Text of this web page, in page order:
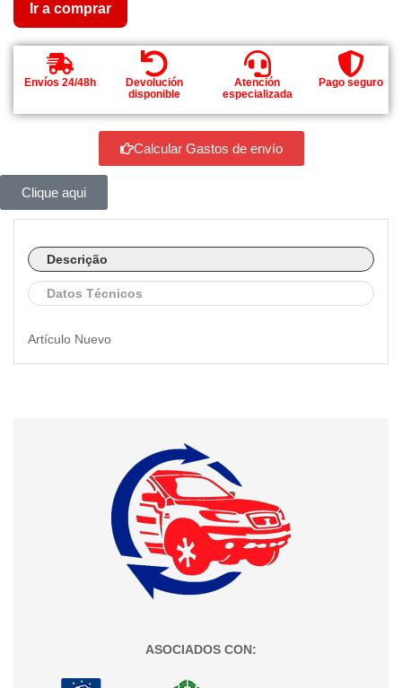
Ir a comprar
Envíos 24/48h
Devolución
disponible
Atención
especializada
Pago seguro
Calcular Gastos de envío
Clique aqui
Descrição
Datos Técnicos
Artículo Nuevo
ASOCIADOS CON: